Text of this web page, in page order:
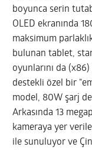
boyunca serin
OLED ekranında
maksimum
bulunan tablet,
oyunlarını da
destekli özel bir
model, 80W şarj
Arkasında 13
kameraya yer
ile sunuluyor ve